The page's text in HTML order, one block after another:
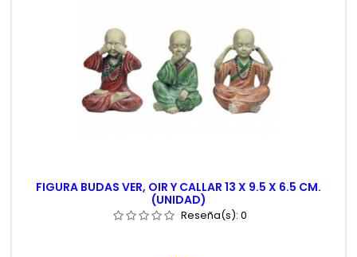
FIGURA BUDAS VER, OIR Y CALLAR 13 X 9.5 X 6.5 CM.
(UNIDAD)
Reseña(s): 0